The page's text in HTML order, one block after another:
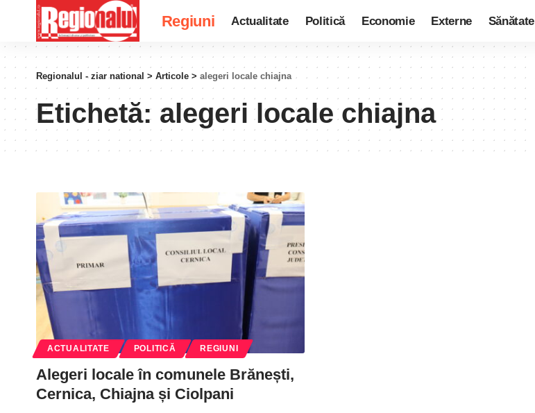
Regiuni Actualitate Politică Economie Externe Sănătate
Regionalul - ziar national > Articole > alegeri locale chiajna
Etichetă: alegeri locale chiajna
ACTUALITATE POLITICĂ REGIUNI
Alegeri locale în comunele Brănești,
Cernica, Chiajna și Ciolpani